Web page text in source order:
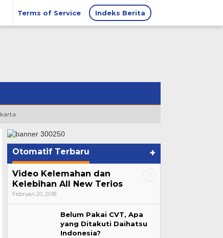
Terms of Service Indeks Berita
Otomatif Terbaru +
Video Kelemahan dan
Kelebihan All New Terios
Februari 20, 2018
Belum Pakai CVT, Apa
yang Ditakuti Daihatsu
Indonesia?